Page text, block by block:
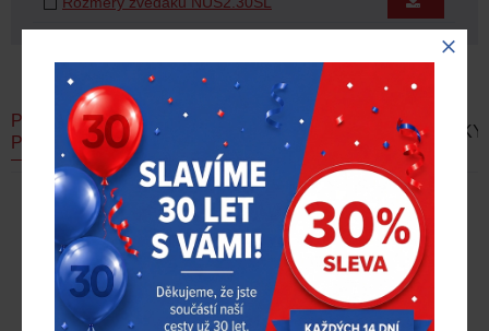
PODOBNÉ
PRODUKTY
AKČNÍ
NABÍDKA
DOPORUČUJEME NOVINKY